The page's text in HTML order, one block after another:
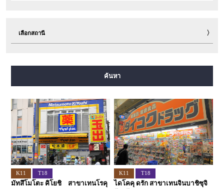
เลือกสถานี
สายอิมาซาโตะซุจิ สายนิวแทรม
ค้นหา
K11 T18
มัทสึโมโตะ คิโยชิ สาขาเทนโรคุ
K11 T18
ไดโคคุ ดรัก สาขาเทนจินบาชิซุจิ